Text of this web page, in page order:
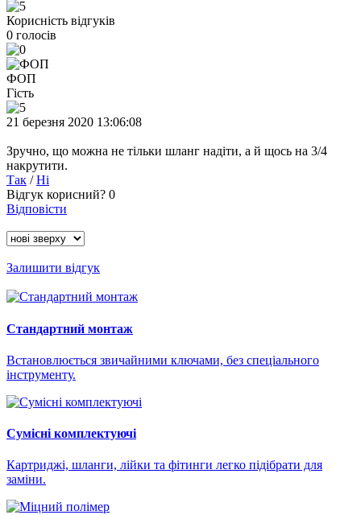
Корисність відгуків
0 голосів
ФОП
Гість
21 березня 2020 13:06:08
Зручно, що можна не тільки шланг надіти, а й щось на 3/4
накрутити.
Так /Ні
Відгук корисний? 0
Відповісти
Залишити відгук
Стандартний монтаж
Встановлюється звичайними ключами, без спеціального
інструменту.
Сумісні комплектуючі
Картриджі, шланги, лійки та фітинги легко підібрати для
заміни.